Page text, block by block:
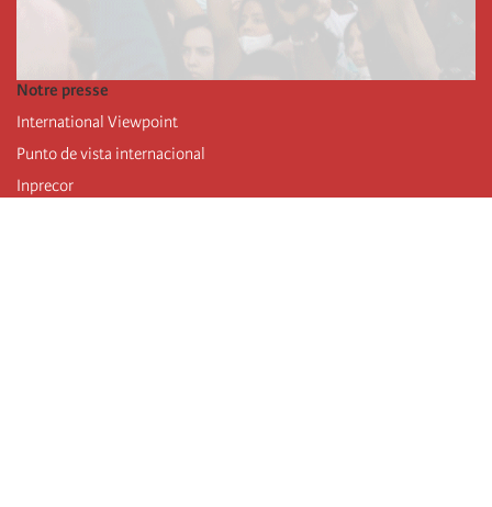
Notre presse
International Viewpoint
Punto de vista internacional
Inprecor